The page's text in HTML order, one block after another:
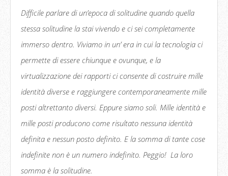
Difficile parlare di un’epoca di solitudine quando quella
stessa solitudine la stai vivendo e ci sei completamente
immerso dentro. Viviamo in un’ era in cui la tecnologia ci
permette di essere chiunque e ovunque, e la
virtualizzazione dei rapporti ci consente di costruire mille
identità diverse e raggiungere contemporaneamente mille
posti altrettanto diversi. Eppure siamo soli. Mille identità e
mille posti producono come risultato nessuna identità
definita e nessun posto definito. E la somma di tante cose
indefinite non è un numero indefinito. Peggio! La loro
somma è la solitudine.